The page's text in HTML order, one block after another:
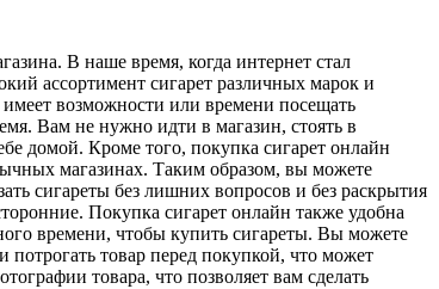
В наше время, когда интернет стал
ассортимент сигарет различных марок и
имеет возможности или времени посещать
Вам не нужно идти в магазин, стоять в
домой. Кроме того, покупка сигарет онлайн
магазинах. Таким образом, вы можете
сигареты без лишних вопросов и без раскрытия
Покупка сигарет онлайн также удобна
времени, чтобы купить сигареты. Вы можете
потрогать товар перед покупкой, что может
товара, что позволяет вам сделать